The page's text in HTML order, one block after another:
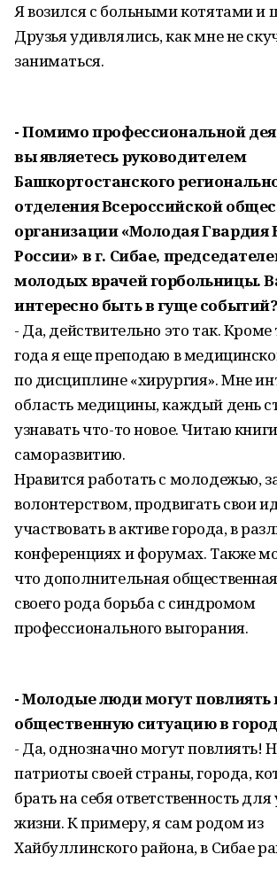
Я возился с больными котятами и
Друзья удивлялись, как мне не
заниматься.
- Помимо профессиональной
вы являетесь руководителем
Башкортостанского
отделения Всероссийской
организации «Молодая Гвардия
России» в г. Сибае,
молодых врачей горбольницы.
интересно быть в гуще событий?
- Да, действительно это так. Кроме
года я еще преподаю в
по дисциплине «хирургия». Мне
область медицины, каждый день
узнавать что-то новое. Читаю
саморазвитию.
Нравится работать с молодежью,
волонтерством, продвигать свои
участвовать в активе города, в
конференциях и форумах. Также
что дополнительная
своего рода борьба с синдромом
профессионального выгорания.
- Молодые люди могут повлиять
общественную ситуацию в
- Да, однозначно могут повлиять!
патриоты своей страны, города,
брать на себя ответственность
жизни. К примеру, я сам родом из
Хайбуллинского района, в Сибае